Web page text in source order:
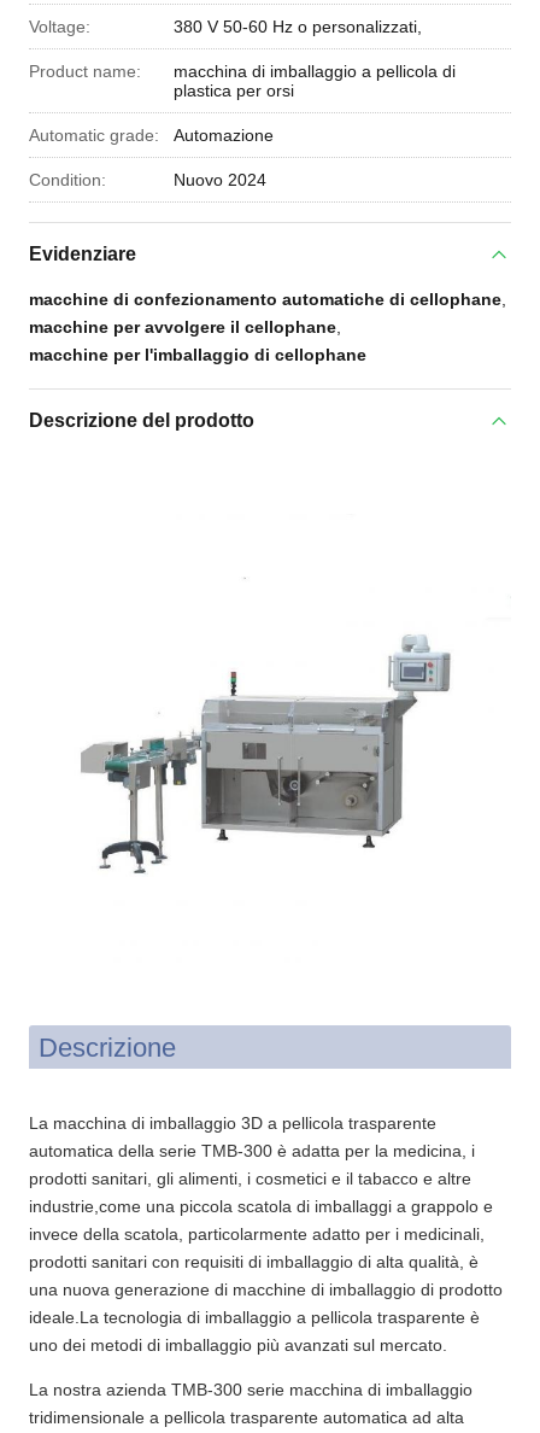
Voltage: 380 V 50-60 Hz o personalizzati,
Product name:
macchina di imballaggio a pellicola di
plastica per orsi
Automatic grade: Automazione
Condition: Nuovo 2024
Evidenziare
macchine di confezionamento automatiche di cellophane
macchine per avvolgere il cellophane
macchine per l'imballaggio di cellophane
Descrizione del prodotto
Descrizione
La macchina di imballaggio 3D a pellicola trasparente
automatica della serie TMB-300 è adatta per la medicina, i
prodotti sanitari, gli alimenti, i cosmetici e il tabacco e altre
industrie,come una piccola scatola di imballaggi a grappolo e
invece della scatola, particolarmente adatto per i medicinali,
prodotti sanitari con requisiti di imballaggio di alta qualità, è
una nuova generazione di macchine di imballaggio di prodotto
ideale.La tecnologia di imballaggio a pellicola trasparente è
uno dei metodi di imballaggio più avanzati sul mercato.
La nostra azienda TMB-300 serie macchina di imballaggio
tridimensionale a pellicola trasparente automatica ad alta